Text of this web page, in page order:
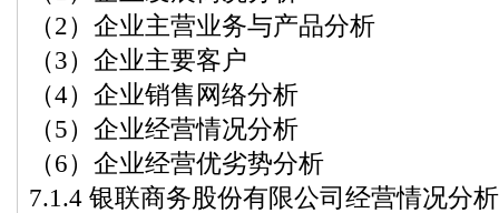
（2）企业主营业务与产品分析
（3）企业主要客户
（4）企业销售网络分析
（5）企业经营情况分析
（6）企业经营优劣势分析
7.1.4 银联商务股份有限公司经营情况分析